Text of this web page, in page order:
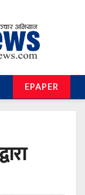
EPAPER